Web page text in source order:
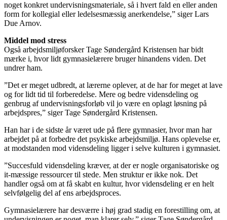
noget konkret undervisningsmateriale, så i hvert fald en eller anden
form for kollegial eller ledelsesmæssig anerkendelse,” siger Lars
Due Arnov.
Middel mod stress
Også arbejdsmiljøforsker Tage Søndergård Kristensen har bidt
mærke i, hvor lidt gymnasielærere bruger hinandens viden. Det
undrer ham.
”Det er meget udbredt, at lærerne oplever, at de har for meget at lave
og for lidt tid til forberedelse. Mere og bedre vidensdeling og
genbrug af undervisningsforløb vil jo være en oplagt løsning på
arbejdspres,” siger Tage Søndergård Kristensen.
Han har i de sidste år været ude på flere gymnasier, hvor man har
arbejdet på at forbedre det psykiske arbejdsmiljø. Hans oplevelse er,
at modstanden mod vidensdeling ligger i selve kulturen i gymnasiet.
”Succesfuld vidensdeling kræver, at der er nogle organisatoriske og
it-mæssige ressourcer til stede. Men struktur er ikke nok. Det
handler også om at få skabt en kultur, hvor vidensdeling er en helt
selvfølgelig del af ens arbejdsproces.
Gymnasielærere har desværre i høj grad stadig en forestilling om, at